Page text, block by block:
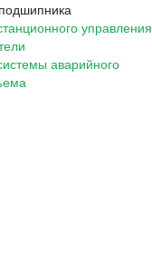
управления
аварийного